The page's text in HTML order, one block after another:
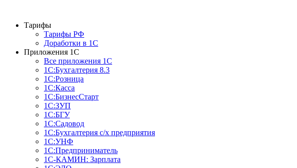
Тарифы
Тарифы РФ
Доработки в 1C
Приложения 1С
Все приложения 1С
1С:Бухгалтерия 8.3
1С:Розница
1С:Касса
1С:БизнесСтарт
1С:ЗУП
1С:БГУ
1С:Садовод
1С:Бухгалтерия с/х предприятия
1С:УНФ
1С:Предприниматель
1С-КАМИН: Зарплата